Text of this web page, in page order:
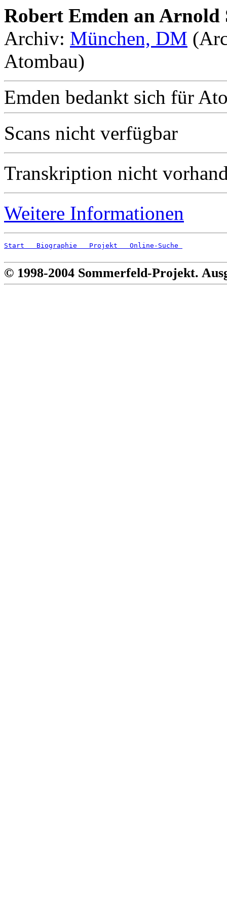
Robert Emden an Arnold
Archiv: München, DM
Atombau)
Emden bedankt sich für
Scans nicht verfügbar
Transkription nicht
Weitere Informationen
Start
   Biographie
   Projekt
   Online-Suche
© 1998-2004 Sommerfeld-Projekt.